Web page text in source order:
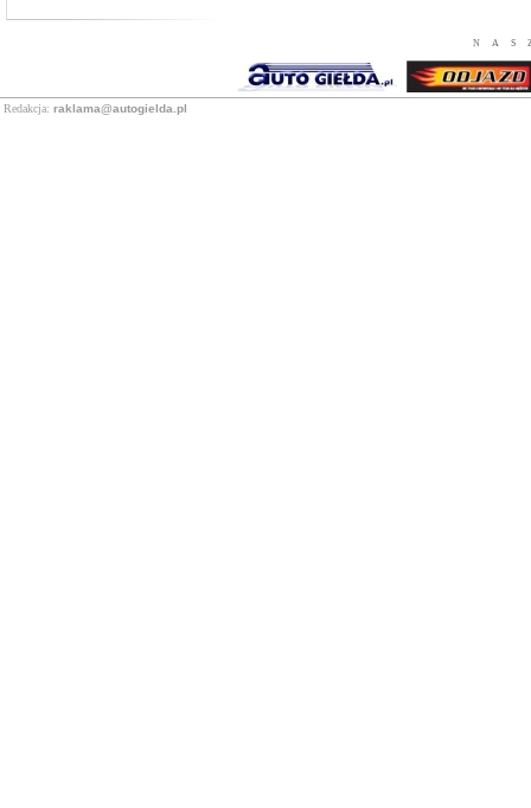
Redakcja: raklama@autogielda.pl